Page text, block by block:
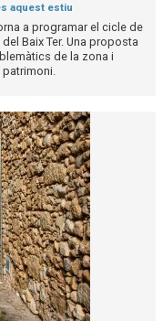
aquest estiu
a programar el cicle de
Baix Ter. Una proposta
de la zona i